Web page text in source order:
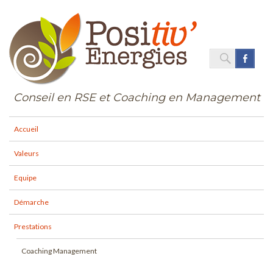
Conseil en RSE et Coaching en Management
SearchSEARCH
Accueil
Valeurs
Equipe
Démarche
Prestations
Coaching Management